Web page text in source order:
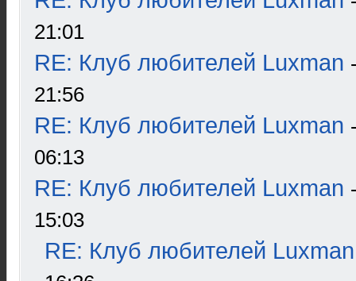
21:01
RE: Клуб любителей Luxman
21:56
RE: Клуб любителей Luxman
06:13
RE: Клуб любителей Luxman
15:03
RE: Клуб любителей Luxman